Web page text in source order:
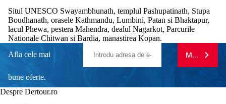
Situl UNESCO Swayambhunath, templul Pashupatinath, Stupa
Boudhanath, orasele Kathmandu, Lumbini, Patan si Bhaktapur,
lacul Phewa, pestera Mahendra, dealul Nagarkot, Parcurile
Nationale Chitwan si Bardia, manastirea Kopan.
Afla cele mai
bune oferte.
MA
Despre Dertour.ro